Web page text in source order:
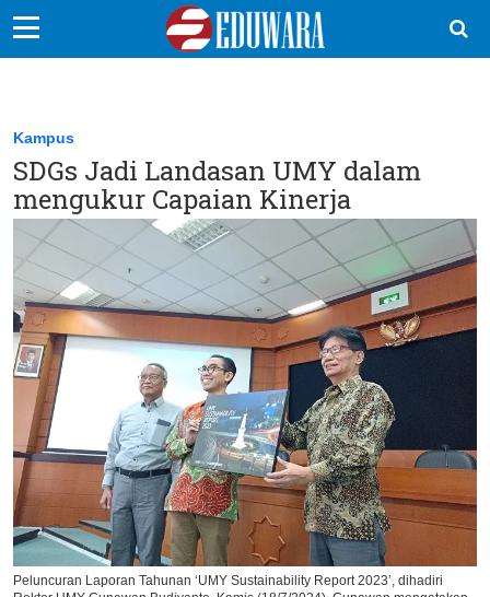
Sekolah Kita
Vokasi
Kampus
Sains
EduDana
Ikuti Kami di:
Kampus
SDGs Jadi Landasan UMY dalam
mengukur Capaian Kinerja
Peluncuran Laporan Tahunan ‘UMY Sustainability Report 2023’, dihadiri